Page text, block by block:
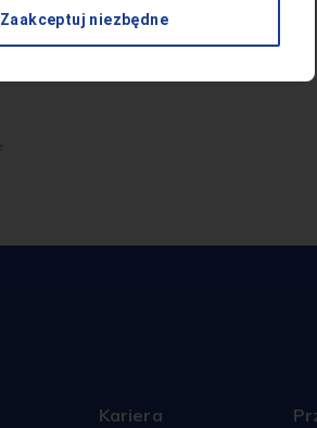
w godzinie „W”, wszystkie pojazdy
komunikacji miejskiej zatrzymają się
symboliczny sposób uczcić pamięć
Kariera
Zaakceptuj niezbędne